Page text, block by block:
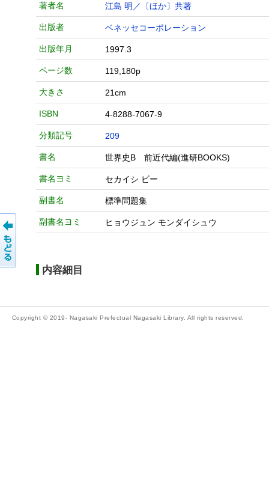
著者名 江島 明／〔ほか〕共著
出版者 ベネッセコーポレーション
出版年月 1997.3
ページ数 119,180p
大きさ 21cm
ISBN 4-8288-7067-9
分類記号 209
書名 世界史B 前近代編(進研BOOKS)
書名ヨミ セカイシ ビー
副書名 標準問題集
副書名ヨミ ヒョウジュン モンダイシュウ
内容細目
Copyright © 2019- Nagasaki Prefectual Nagasaki Library. All rights reserved.